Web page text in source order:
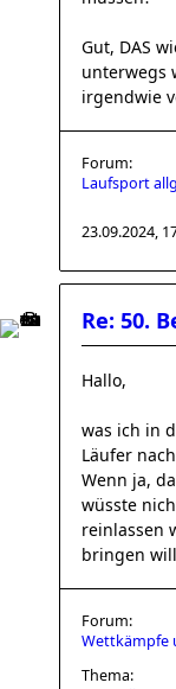
Gut, DAS
unterwegs
irgendwie
Forum:
Laufsport
23.09.2024,
Re: 50.
Hallo,
was ich in
Läufer
Wenn ja,
wüsste
reinlassen
bringen
Forum:
Wettkämpfe
Thema: